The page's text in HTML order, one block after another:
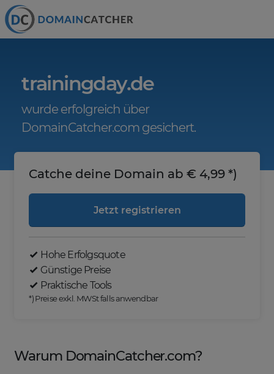
trainingday.de
wurde erfolgreich über
DomainCatcher.com gesichert.
Warum DomainCatcher.com?
Catche deine Domain ab € 4,99 *)
Jetzt registrieren
Hohe Erfolgsquote
Günstige Preise
Praktische Tools
*) Preise exkl. MWSt falls anwendbar